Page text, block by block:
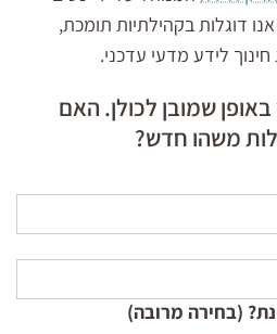
דוגלות בקהילתיות תומכת,
לידע מדעי עדכני.
שמובן לכולן. האם
משהו חדש?
(בחירה מרובה)